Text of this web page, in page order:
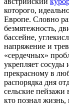
которого,
Европе. Словно
безмятежность,
бассейне,
напряжение и
«сердечных»
укрепляет
прекрасному в
распорядка дня
сельские пейзажи
кто познал